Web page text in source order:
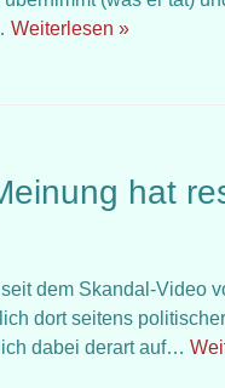
Weiterlesen »
hat
dem Skandal-Video
dort seitens
dabei derart auf…